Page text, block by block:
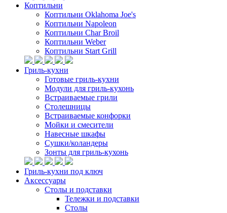
Коптильни
Коптильни Oklahoma Joe's
Коптильни Napoleon
Коптильни Char Broil
Коптильни Weber
Коптильни Start Grill
Гриль-кухни
Готовые гриль-кухни
Модули для гриль-кухонь
Встраиваемые грили
Столешницы
Встраиваемые конфорки
Мойки и смесители
Навесные шкафы
Сушки/коландеры
Зонты для гриль-кухонь
Гриль-кухни под ключ
Аксессуары
Столы и подставки
Тележки и подставки
Столы